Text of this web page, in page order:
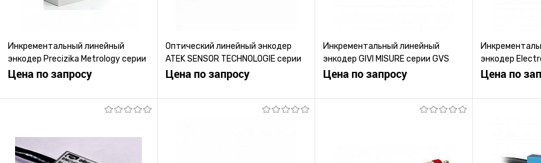
Инкрементальный линейный
энкодер Precizika Metrology серии
L35
Цена по запросу
Запросить цену
Купить в 1 клик
Оптический линейный энкодер
ATEK SENSOR TECHNOLOGIE серии
ALS 6
Цена по запросу
Запросить цену
Инкрементальный линейный
энкодер GIVI MISURE серии GVS
600
Цена по запросу
Запросить цену
энкодер
Systems
Цена по